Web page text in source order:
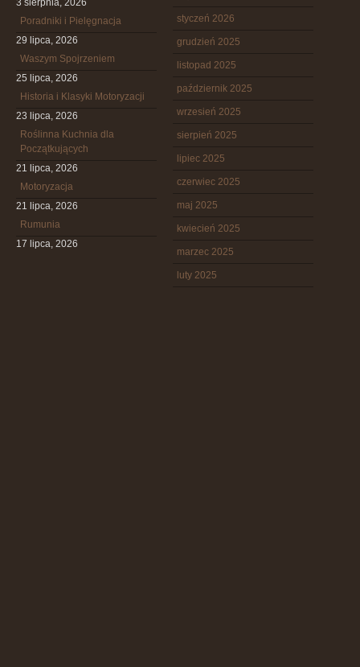
3 sierpnia, 2026
Poradniki i Pielęgnacja
29 lipca, 2026
Waszym Spojrzeniem
25 lipca, 2026
Historia i Klasyki Motoryzacji
23 lipca, 2026
Roślinna Kuchnia dla
Początkujących
21 lipca, 2026
Motoryzacja
21 lipca, 2026
Rumunia
17 lipca, 2026
styczeń 2026
grudzień 2025
listopad 2025
październik 2025
wrzesień 2025
sierpień 2025
lipiec 2025
czerwiec 2025
maj 2025
kwiecień 2025
marzec 2025
luty 2025